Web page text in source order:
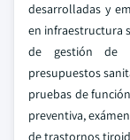
desarrolladas y
en infraestructura
de gestión de
presupuestos
pruebas de
preventiva,
de trastornos